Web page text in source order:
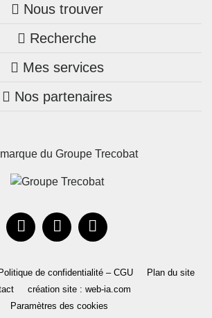
Nous trouver
Trouver une agence
Bretagne
Pays de la Loire
Occitanie
Recherche
Nos annonces
Maison + terrain
Mes services
Mon compte Trecobois
Parrainez un proche!
Nos partenaires
du Groupe Trecobat
de confidentialité – CGU
Plan du site
création site : web-ia.com
Paramètres des cookies